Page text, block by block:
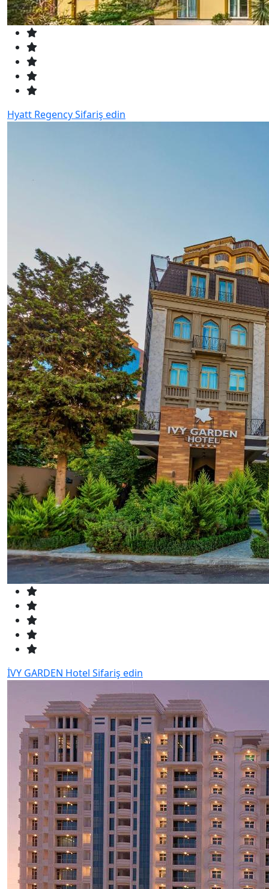
Hyatt RegencySifariş edin
İVY GARDEN Hotel Sifariş edin